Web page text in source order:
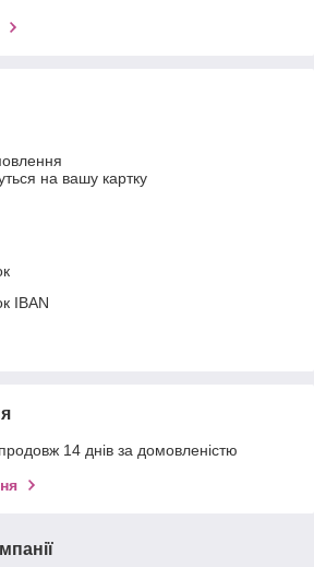
на вашу картку
IBAN
14 днів за домовленістю